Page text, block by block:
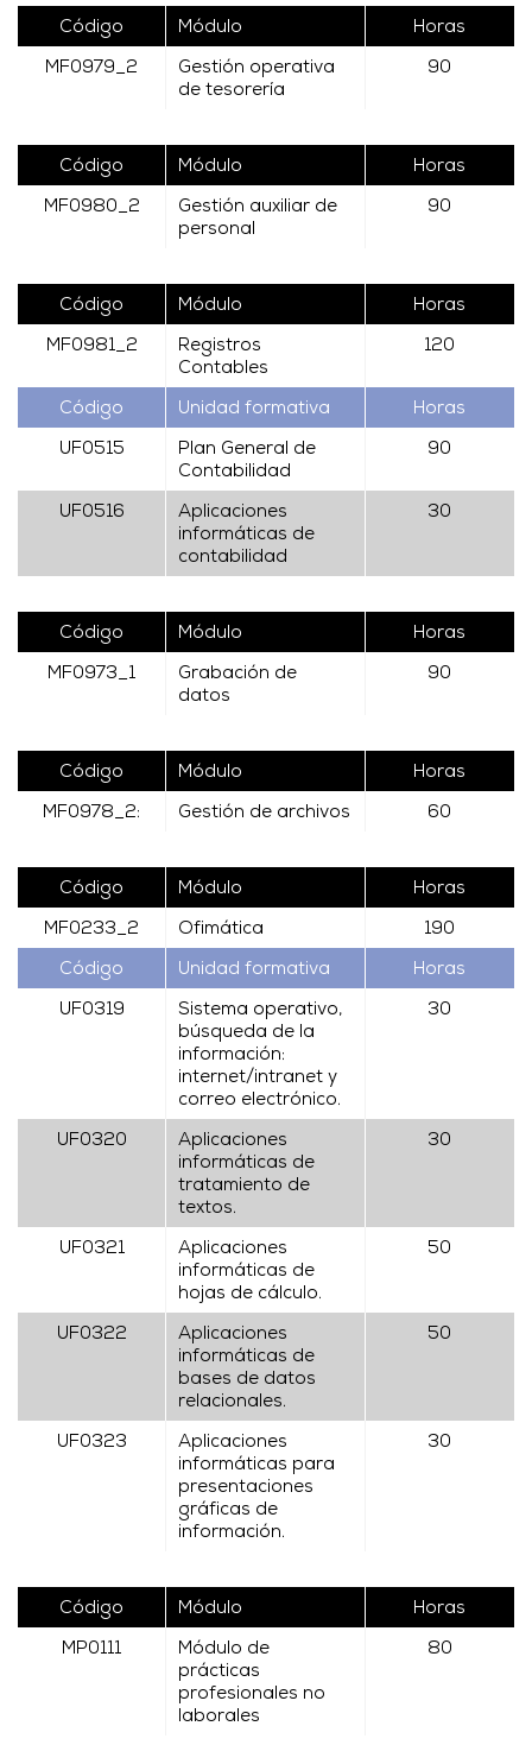
Código Módulo Horas
MF0979_2
Gestión operativa
de tesorería
90
Código Módulo Horas
MF0980_2
Gestión auxiliar de
personal
90
Código Módulo Horas
MF0981_2
Registros
Contables
120
Código Unidad formativa Horas
UF0515
Plan General de
Contabilidad
90
UF0516
Aplicaciones
informáticas de
contabilidad
30
Código Módulo Horas
MF0973_1
Grabación de
datos
90
Código Módulo Horas
MF0978_2: Gestión de archivos 60
Código Módulo Horas
MF0233_2 Ofimática 190
Código Unidad formativa Horas
UF0319
Sistema operativo,
búsqueda de la
información:
internet/intranet y
correo electrónico.
30
UF0320
Aplicaciones
informáticas de
tratamiento de
textos.
30
UF0321
Aplicaciones
informáticas de
hojas de cálculo.
50
UF0322
Aplicaciones
informáticas de
bases de datos
relacionales.
50
UF0323
Aplicaciones
informáticas para
presentaciones
gráficas de
información.
30
Código Módulo Horas
MP0111
Módulo de
prácticas
profesionales no
laborales
80